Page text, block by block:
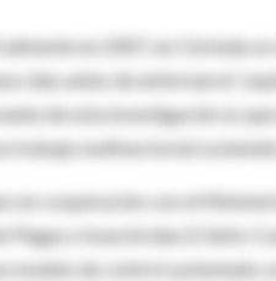
en 2007, en Clorinda se
días antes de enfermarse",
de esta investigación es
trabajo multisectorial sostenido
en cooperación con el
e Insecticidas (Citefa-
modelo de control sustentado